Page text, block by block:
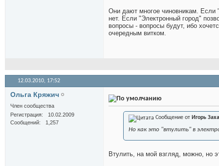
Они дают многое чиновникам. Если
нет. Если "Электронный город"
вопросы - вопросы будут, ибо
очередным витком.
12.03.2010, 17:52
Ольга Кряжич
Член сообщества
Регистрация
10.02.2009
Сообщений
1,257
Сообщение от Игорь
Но как это "втулить" в
Втулить, на мой взгляд, можно, но